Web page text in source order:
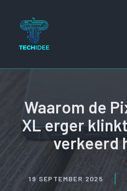
inhoud
Waarom de
XL erger
verkeerd
19 SEPTEMBER 2025